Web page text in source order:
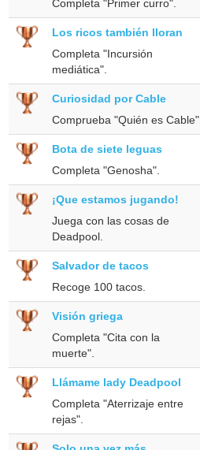
Completa "Primer curro".
Los ricos también lloran
Completa "Incursión
mediática".
Curiosidad por Cable
Comprueba "Quién es Cable".
Bota de siete leguas
Completa "Genosha".
¡Que estamos jugando!
Juega con las cosas de
Deadpool.
Salvador de tacos
Recoge 100 tacos.
Visión griega
Completa "Cita con la
muerte".
Llámame lady Deadpool
Completa "Aterrizaje entre
rejas".